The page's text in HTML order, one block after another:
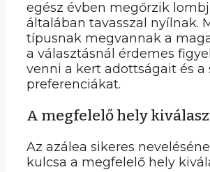
egész évben megőrzik
általában tavasszal nyílnak.
típusnak megvannak a
a választásnál érdemes
venni a kert adottságait és a
preferenciákat.
A megfelelő hely
Az azálea sikeres
kulcsa a megfelelő hely